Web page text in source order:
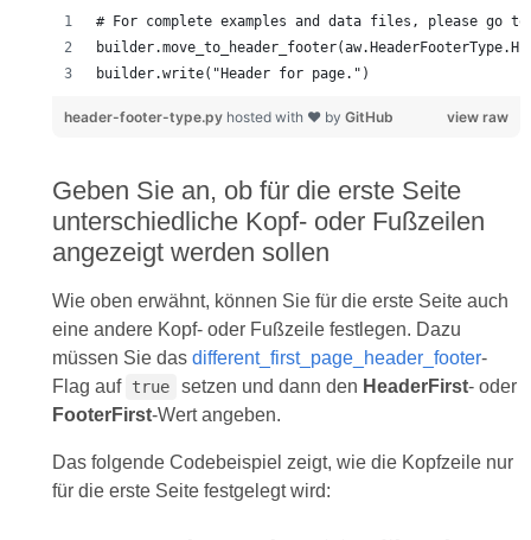
builder.write("Header for page.")
view raw
header-footer-type.py hosted with ❤ by GitHub
Geben Sie an, ob für die erste Seite
unterschiedliche Kopf- oder Fußzeilen
angezeigt werden sollen
Wie oben erwähnt, können Sie für die erste Seite auch
eine andere Kopf- oder Fußzeile festlegen. Dazu
müssen Sie das different_first_page_header_footer-
Flag auf true setzen und dann den HeaderFirst- oder
FooterFirst-Wert angeben.
Das folgende Codebeispiel zeigt, wie die Kopfzeile nur
für die erste Seite festgelegt wird: